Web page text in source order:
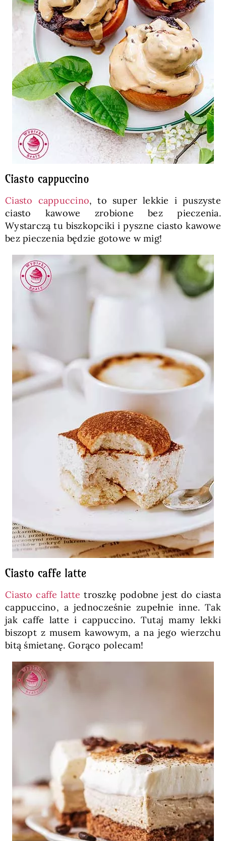
Ciasto cappuccino
Ciasto cappuccino, to super lekkie i puszyste
ciasto kawowe zrobione bez pieczenia.
Wystarczą tu biszkopciki i pyszne ciasto kawowe
bez pieczenia będzie gotowe w mig!
Ciasto caffe latte
Ciasto caffe latte troszkę podobne jest do ciasta
cappuccino, a jednocześnie zupełnie inne. Tak
jak caffe latte i cappuccino. Tutaj mamy lekki
biszopt z musem kawowym, a na jego wierzchu
bitą śmietanę. Gorąco polecam!